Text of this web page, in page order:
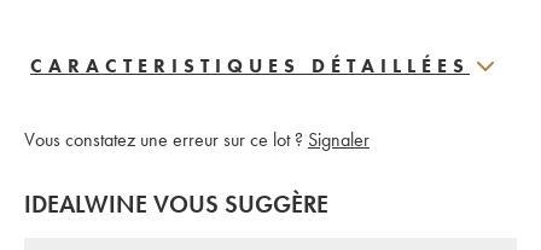
CARACTERISTIQUES DÉTAILLÉES
Vous constatez une erreur sur ce lot ? Signaler
IDEALWINE VOUS SUGGÈRE